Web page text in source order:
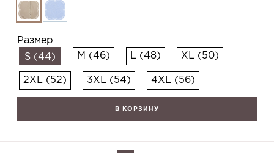
Размер
S (44)
M (46) L (48) XL (50)
2XL (52) 3XL (54) 4XL (56)
В КОРЗИНУ